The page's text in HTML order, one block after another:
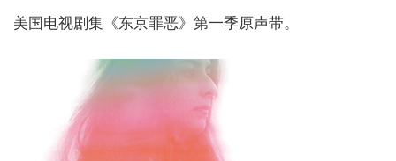
美国电视剧集《东京罪恶》第一季原声带。